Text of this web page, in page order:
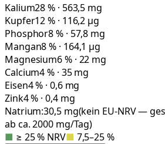
Kalium28 % · 563,5 mg
Kupfer12 % · 116,2 µg
Phosphor8 % · 57,8 mg
Mangan8 % · 164,1 µg
Magnesium6 % · 22 mg
Calcium4 % · 35 mg
Eisen4 % · 0,6 mg
Zink4 % · 0,4 mg
Natrium:30,5mg(kein EU-NRV —
ab ca. 2000 mg/Tag)
■ ≥ 25 % NRV■ 7,5–25 %